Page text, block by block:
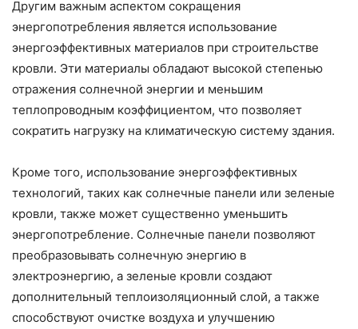
Другим важным аспектом сокращения
энергопотребления является использование
энергоэффективных материалов при строительстве
кровли. Эти материалы обладают высокой степенью
отражения солнечной энергии и меньшим
теплопроводным коэффициентом, что позволяет
сократить нагрузку на климатическую систему здания.
Кроме того, использование энергоэффективных
технологий, таких как солнечные панели или зеленые
кровли, также может существенно уменьшить
энергопотребление. Солнечные панели позволяют
преобразовывать солнечную энергию в
электроэнергию, а зеленые кровли создают
дополнительный теплоизоляционный слой, а также
способствуют очистке воздуха и улучшению